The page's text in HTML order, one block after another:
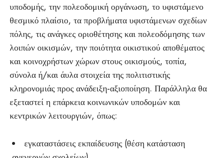
υποδομής, την πολεοδομική οργάνωση, το υφιστάμενο
θεσμικό πλαίσιο, τα προβλήματα υφιστάμενων σχεδίων
πόλης, τις ανάγκες οριοθέτησης και πολεοδόμησης των
λοιπών οικισμών, την ποιότητα οικιστικού αποθέματος
και κοινοχρήστων χώρων στους οικισμούς, τοπία,
σύνολα ή/και άυλα στοιχεία της πολιτιστικής
κληρονομιάς προς ανάδειξη-αξιοποίηση. Παράλληλα θα
εξεταστεί η επάρκεια κοινωνικών υποδομών και
κεντρικών λειτουργιών, όπως:
εγκαταστάσεις εκπαίδευσης (θέση κατάσταση